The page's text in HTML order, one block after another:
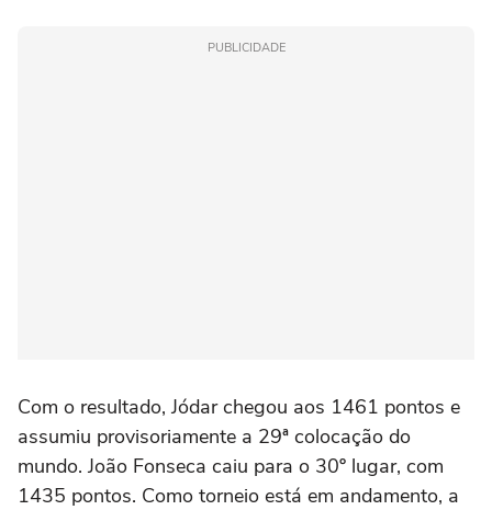
PUBLICIDADE
Com o resultado, Jódar chegou aos 1461 pontos e
assumiu provisoriamente a 29ª colocação do
mundo. João Fonseca caiu para o 30º lugar, com
1435 pontos. Como torneio está em andamento, a